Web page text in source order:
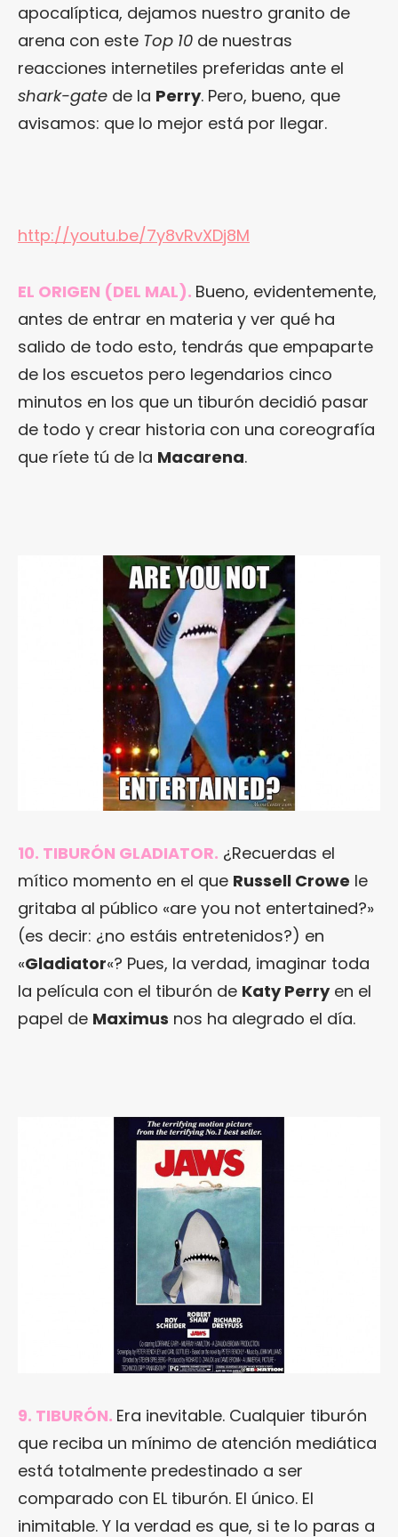
apocalíptica, dejamos nuestro granito de
arena con este Top 10 de nuestras
reacciones internetiles preferidas ante el
shark-gate de la Perry. Pero, bueno, que
avisamos: que lo mejor está por llegar.
http://youtu.be/7y8vRvXDj8M
EL ORIGEN (DEL MAL). Bueno, evidentemente,
antes de entrar en materia y ver qué ha
salido de todo esto, tendrás que empaparte
de los escuetos pero legendarios cinco
minutos en los que un tiburón decidió pasar
de todo y crear historia con una coreografía
que ríete tú de la Macarena.
10. TIBURÓN GLADIATOR. ¿Recuerdas el
mítico momento en el que Russell Crowe le
gritaba al público «are you not entertained?»
(es decir: ¿no estáis entretenidos?) en
«Gladiator«? Pues, la verdad, imaginar toda
la película con el tiburón de Katy Perryen el
papel de Maximus nos ha alegrado el día.
9. TIBURÓN. Era inevitable. Cualquier tiburón
que reciba un mínimo de atención mediática
está totalmente predestinado a ser
comparado con EL tiburón. El único. El
inimitable. Y la verdad es que, si te lo paras a